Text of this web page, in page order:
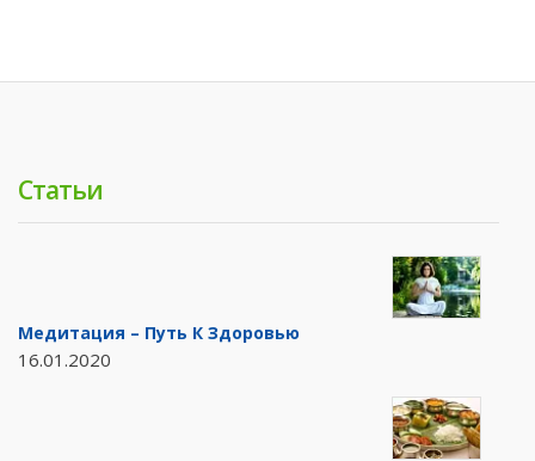
Статьи
Медитация – Путь К Здоровью
16.01.2020